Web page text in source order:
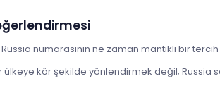
numarasının ne zaman mantıklı bir
kör şekilde yönlendirmek değil; Russia